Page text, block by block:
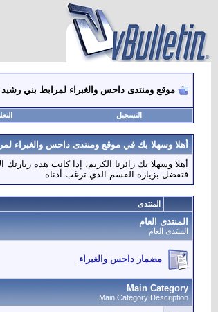
موقع ومنتدى داحس والغبراء لمرابط بني
التسجيل
أهلا وسهلا بك في موقع ومنتدى داحس والغبراء
أهلا وسهلا بك زائرنا الكريم، إذا كانت هذه
فتفضل بزيارة القسم الذي ترغب أدناه
المنتدى
المنتدى العام
المنتدى العام
مضمار داحس والغبراء
Main Category
Main Category Description